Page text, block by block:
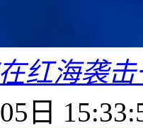
红海袭
日